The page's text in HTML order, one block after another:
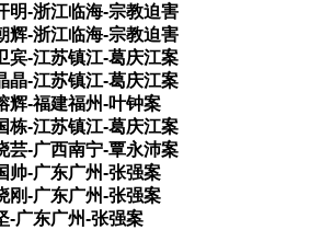
明-浙江临海-宗教迫害
辉-浙江临海-宗教迫害
宾-江苏镇江-葛庆江案
晶-江苏镇江-葛庆江案
辉-福建福州-叶钟案
栋-江苏镇江-葛庆江案
芸-广西南宁-覃永沛案
帅-广东广州-张强案
刚-广东广州-张强案
-广东广州-张强案